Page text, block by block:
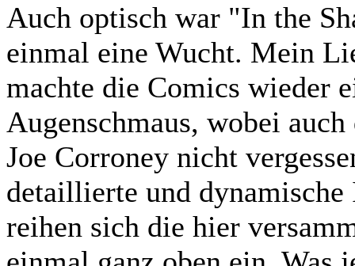
Auch optisch war "In the
einmal eine Wucht. Mein
machte die Comics wieder
Augenschmaus, wobei
Joe Corroney nicht
detaillierte und
reihen sich die hier